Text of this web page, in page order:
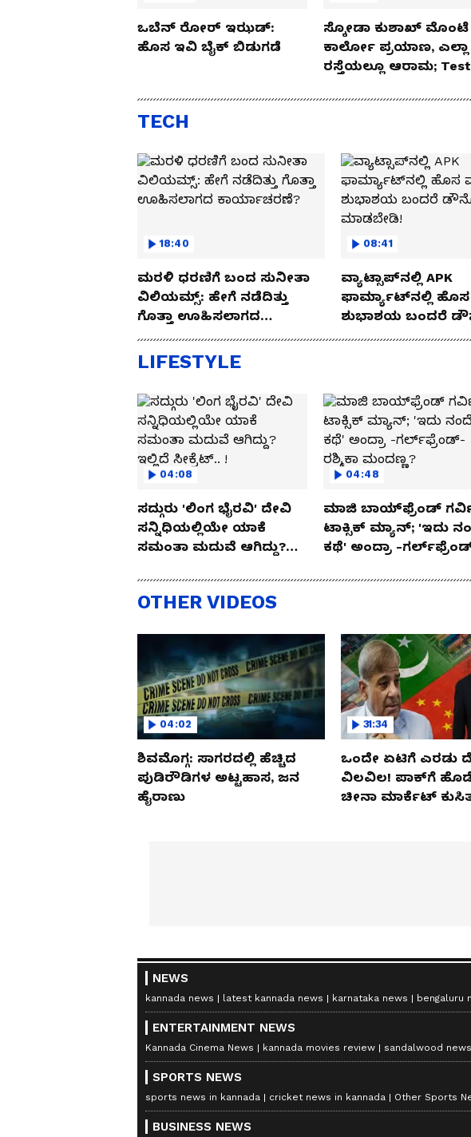
ಒಬೆನ್ ರೋರ್ ಇಝಡ್:
ಹೊಸ ಇವಿ ಬೈಕ್ ಬಿಡುಗಡೆ
ಸ್ಕೋಡಾ ಕುಶಾಖ್ ಮೊಂಟೆ
ಕಾರ್ಲೋ ಪ್ರಯಾಣ, ಎಲ್ಲಾ
ರಸ್ತೆಯಲ್ಲೂ ಆರಾಮ; Test
TECH
18:40
ಮರಳಿ ಧರಣಿಗೆ ಬಂದ ಸುನೀತಾ
ವಿಲಿಯಮ್ಸ್: ಹೇಗೆ ನಡೆದಿತ್ತು
ಗೊತ್ತಾ ಊಹಿಸಲಾಗದ
ಕಾರ್ಯಾಚರಣೆ?
08:41
ವ್ಯಾಟ್ಸಾಪ್‌ನಲ್ಲಿ APK
ಫಾರ್ಮ್ಯಾಟ್‌ನಲ್ಲಿ
ಶುಭಾಶಯ ಬಂದರೆ
ಮಾಡಬೇಡಿ!
LIFESTYLE
04:08
ಸದ್ಗುರು 'ಲಿಂಗ ಭೈರವಿ' ದೇವಿ
ಸನ್ನಿಧಿಯಲ್ಲಿಯೇ ಯಾಕೆ
ಸಮಂತಾ ಮದುವೆ ಆಗಿದ್ದು?
04:48
ಮಾಜಿ ಬಾಯ್‌ಫ್ರೆಂಡ್
ಟಾಕ್ಸಿಕ್ ಮ್ಯಾನ್; 'ಇದು
ಕಥೆ' ಅಂದ್ರಾ -
OTHER VIDEOS
04:02
ಶಿವಮೊಗ್ಗ: ಸಾಗರದಲ್ಲಿ ಹೆಚ್ಚಿದ
ಪುಡಿರೌಡಿಗಳ ಅಟ್ಟಹಾಸ, ಜನ
ಹೈರಾಣು
31:34
ಒಂದೇ ಏಟಿಗೆ ಎರಡು
ವಿಲವಿಲ! ಪಾಕ್​​ಗೆ
ಚೀನಾ ಮಾರ್ಕೆಟ್​
NEWS
kannada news latest kannada news karnataka news bengaluru
ENTERTAINMENT NEWS
Kannada Cinema News kannada movies review sandalwood news
SPORTS NEWS
sports news in kannada cricket news in kannada Other Sports
BUSINESS NEWS